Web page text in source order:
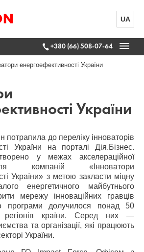
UA
+380 (66) 508-07-64
енергоефективності України
України
потрапила до переліку інноваторів
України на порталі Дія.Бізнес.
у межах акселераційної
компаній «Інноватори
України» з метою закласти міцну
енергетичного майбутнього
мережу інноваційних гравців
програми долучилося понад 50
регіонів країни. Серед них —
та організації, які працюють
України.